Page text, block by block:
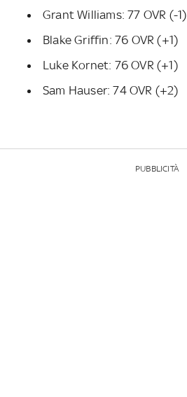
Grant Williams: 77 OVR (-1)
Blake Griffin: 76 OVR (+1)
Luke Kornet: 76 OVR (+1)
Sam Hauser: 74 OVR (+2)
PUBBLICITÀ